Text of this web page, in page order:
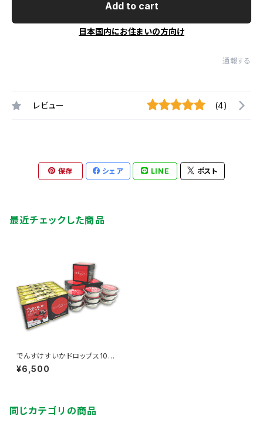
Add to cart
日本国内にお住まいの方向け
通報する
レビュー (4)
保存 シェア LINE ポスト
最近チェックした商品
でんすけすいかドロップス10
缶 + でんすけすいかピュア
ゼリー3個入×3箱
¥6,500
同じカテゴリの商品